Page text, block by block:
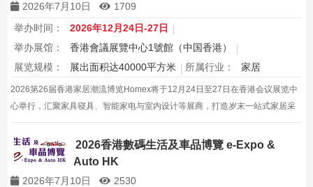
2026年7月10日
1709
举办时间：
2026年12月24日-27日
举办展馆：
香港會議展覽中心1號館（中国香港）
展览规模：
展出面积达40000平方米 所属行业： 家居
2026第26届香港家居潮流博览Homex将于12月24日至27日在香港会议展览中
心举行，汇聚家具寝具、智能家电与室内设计等展商，打造岁末一站式家居采
购与灵感盛会，欢迎本地家庭与海内外买家入场挑选心仪家居好物，共度温馨
节日购物季，感受设计之美。2026香港數碼生活及車品博覽 e-Expo &
Auto HK
2026年7月10日
2530